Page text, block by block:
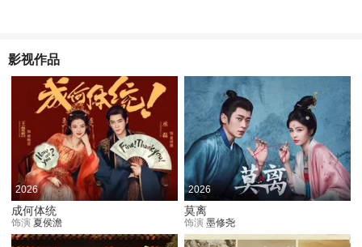
影视作品
2026
成何体统
饰演夏侯澹
2026
莫离
饰演墨修尧